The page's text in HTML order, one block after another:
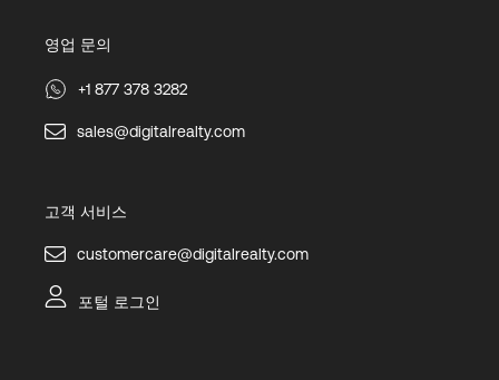
영업 문의
+1 877 378 3282
sales@digitalrealty.com
고객 서비스
customercare@digitalrealty.com
포털 로그인